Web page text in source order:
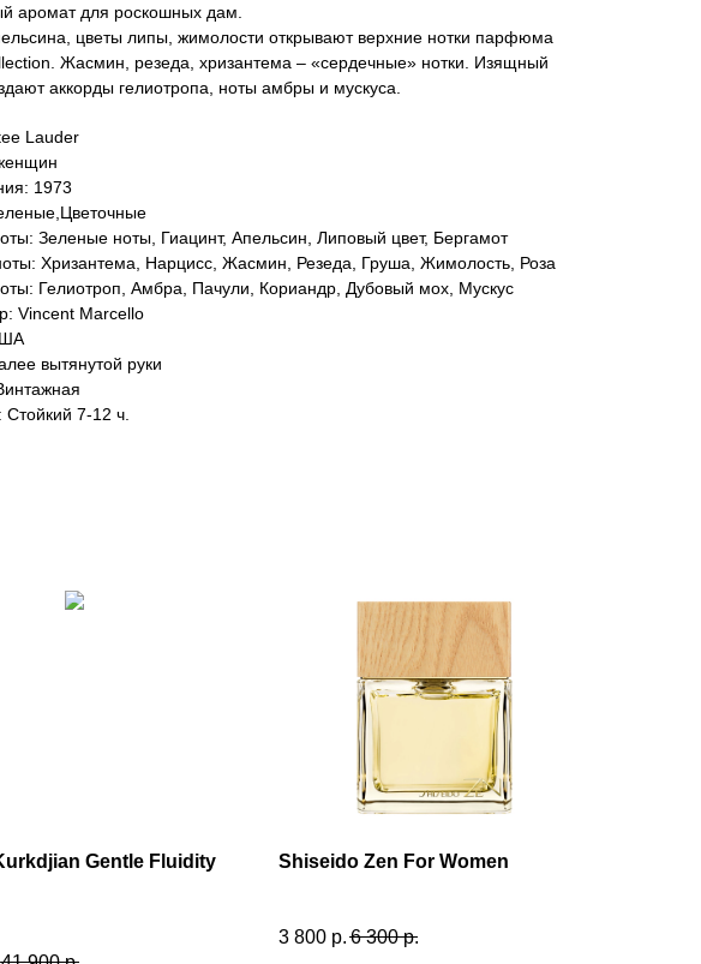
аромат для роскошных дам.
цветы липы, жимолости открывают верхние нотки парфюма
Жасмин, резеда, хризантема – «сердечные» нотки. Изящный
аккорды гелиотропа, ноты амбры и мускуса.
Lauder
1973
Зеленые ноты, Гиацинт, Апельсин, Липовый цвет, Бергамот
Хризантема, Нарцисс, Жасмин, Резеда, Груша, Жимолость, Роза
Гелиотроп, Амбра, Пачули, Кориандр, Дубовый мох, Мускус
Vincent Marcello
вытянутой руки
Стойкий 7-12 ч.
Gentle Fluidity
Shiseido Zen For Women
3 800 р. 6 300 р.